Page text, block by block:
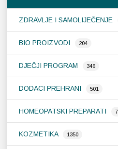
ZDRAVLJE I SAMOLIJEČENJE
BIO PROIZVODI 204
DJEČJI PROGRAM 346
DODACI PREHRANI 501
HOMEOPATSKI PREPARATI 7
KOZMETIKA 1350